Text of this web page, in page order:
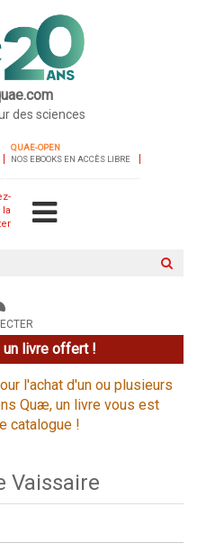
des sciences
QUAE-OPEN
NOS EBOOKS EN ACCÈS LIBRE
la
un livre offert !
l'achat d'un ou plusieurs
Quæ, un livre vous est
catalogue !
Vaissaire